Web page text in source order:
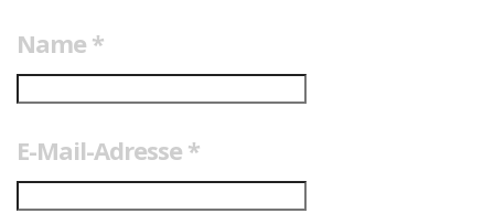
Name *
E-Mail-Adresse *